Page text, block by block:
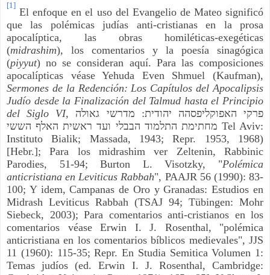
[1]
El enfoque en el uso del Evangelio de Mateo significó
que las polémicas judías anti-cristianas en la prosa
apocalíptica, las obras homiléticas-exegéticas
(midrashim), los comentarios y la poesía sinagógica
(piyyut) no se consideran aquí. Para las composiciones
apocalípticas véase Yehuda Even Shmuel (Kaufman),
Sermones de la Redención: Los Capítulos del Apocalipsis
Judío desde la Finalización del Talmud hasta el Principio
del Siglo VI, מדרשי גאולה :פרקי האפוקליפסהה יהודית
מחתימת התלמוד הבבלי ועד ראשית האלף הששי Tel Aviv:
Instituto Bialik; Massada, 1943; Repr. 1953, 1968)
[Hebr.]; Para los midrashim ver Zeltenin, Rabbinic
Parodies, 51-94; Burton L. Visotzky, "Polémica
anticristiana en Leviticus Rabbah", PAAJR 56 (1990): 83-
100; Y idem, Campanas de Oro y Granadas: Estudios en
Midrash Leviticus Rabbah (TSAJ 94; Tübingen: Mohr
Siebeck, 2003); Para comentarios anti-cristianos en los
comentarios véase Erwin I. J. Rosenthal, "polémica
anticristiana en los comentarios bíblicos medievales", JJS
11 (1960): 115-35; Repr. En Studia Semitica Volumen 1:
Temas judíos (ed. Erwin I. J. Rosenthal, Cambridge: